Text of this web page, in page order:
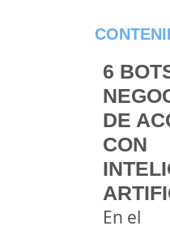
6
DE
CON
En el